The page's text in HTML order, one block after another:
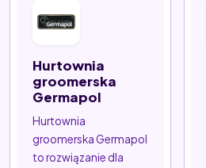
Hurtownia
groomerska
Germapol
Hurtownia
groomerska Germapol
to rozwiązanie dla